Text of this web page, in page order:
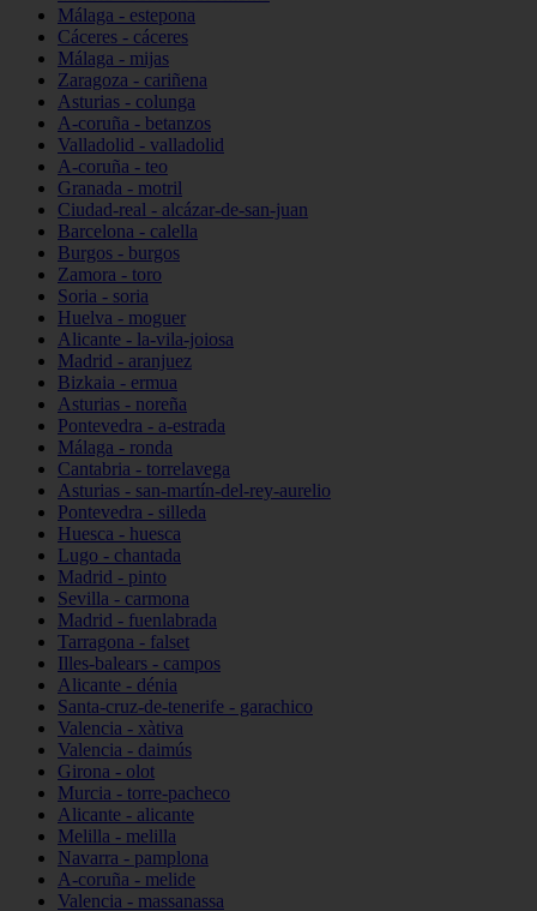
Málaga - estepona
Cáceres - cáceres
Málaga - mijas
Zaragoza - cariñena
Asturias - colunga
A-coruña - betanzos
Valladolid - valladolid
A-coruña - teo
Granada - motril
Ciudad-real - alcázar-de-san-juan
Barcelona - calella
Burgos - burgos
Zamora - toro
Soria - soria
Huelva - moguer
Alicante - la-vila-joiosa
Madrid - aranjuez
Bizkaia - ermua
Asturias - noreña
Pontevedra - a-estrada
Málaga - ronda
Cantabria - torrelavega
Asturias - san-martín-del-rey-aurelio
Pontevedra - silleda
Huesca - huesca
Lugo - chantada
Madrid - pinto
Sevilla - carmona
Madrid - fuenlabrada
Tarragona - falset
Illes-balears - campos
Alicante - dénia
Santa-cruz-de-tenerife - garachico
Valencia - xàtiva
Valencia - daimús
Girona - olot
Murcia - torre-pacheco
Alicante - alicante
Melilla - melilla
Navarra - pamplona
A-coruña - melide
Valencia - massanassa